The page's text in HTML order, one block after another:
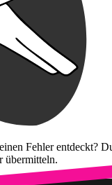
Fehler entdeckt?
übermitteln.